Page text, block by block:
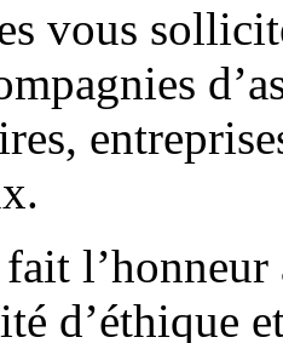
vous
d’éthique